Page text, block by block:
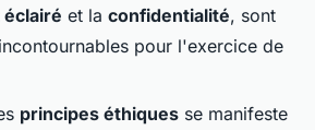
et la confidentialité, sont
pour l'exercice de
principes éthiques se manifeste